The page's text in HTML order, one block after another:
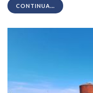
CONTINUA...